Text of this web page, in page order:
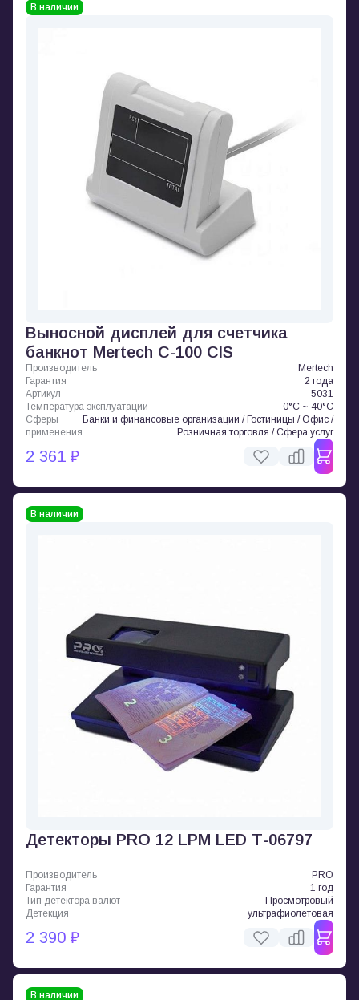
В наличии
Выносной дисплей для счетчика
банкнот Mertech C-100 CIS
Производитель
Mertech
Гарантия
2 года
Артикул
5031
Температура эксплуатации
0°C ~ 40°C
Сферы
применения
Банки и финансовые организации / Гостиницы / Офис /
Розничная торговля / Сфера услуг
2 361 ₽
В наличии
Детекторы PRO 12 LPM LED Т-06797
Производитель
PRO
Гарантия
1 год
Тип детектора валют
Просмотровый
Детекция
ультрафиолетовая
2 390 ₽
В наличии